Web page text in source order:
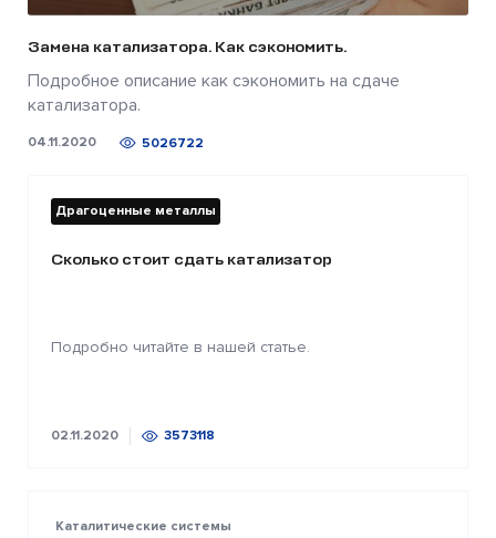
Замена катализатора. Как сэкономить.
Подробное описание как сэкономить на сдаче
катализатора.
04.11.2020 5026722
Драгоценные металлы
Сколько стоит сдать катализатор
Подробно читайте в нашей статье.
02.11.2020 3573118
Каталитические системы